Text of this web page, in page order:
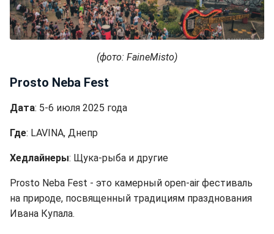
(фото: FaineMisto)
Prosto Neba Fest
Дата: 5-6 июля 2025 года
Где: LAVINA, Днепр
Хедлайнеры: Щука-рыба и другие
Prosto Neba Fest - это камерный open-air фестиваль
на природе, посвященный традициям празднования
Ивана Купала.